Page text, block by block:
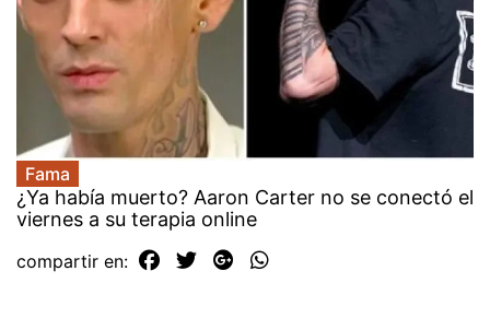
Fama
¿Ya había muerto? Aaron Carter no se conectó el
viernes a su terapia online
compartir en: